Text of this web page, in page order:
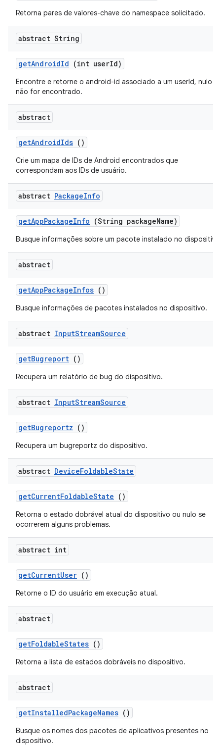
Retorna pares de valores-chave do namespace solicitado.
abstract String
getAndroidId (int userId)
Encontre e retorne o android-id associado a um userId, nulo se
não for encontrado.
abstract
getAndroidIds ()
Crie um mapa de IDs de Android encontrados que
correspondam aos IDs de usuário.
abstract PackageInfo
getAppPackageInfo (String packageName)
Busque informações sobre um pacote instalado no
abstract
getAppPackageInfos ()
Busque informações de pacotes instalados no dispositivo.
abstract InputStreamSource
getBugreport ()
Recupera um relatório de bug do dispositivo.
abstract InputStreamSource
getBugreportz ()
Recupera um bugreportz do dispositivo.
abstract DeviceFoldableState
getCurrentFoldableState ()
Retorna o estado dobrável atual do dispositivo ou nulo se
ocorrerem alguns problemas.
abstract int
getCurrentUser ()
Retorne o ID do usuário em execução atual.
abstract
getFoldableStates ()
Retorna a lista de estados dobráveis ​​no dispositivo.
abstract
getInstalledPackageNames ()
Busque os nomes dos pacotes de aplicativos presentes no
dispositivo.